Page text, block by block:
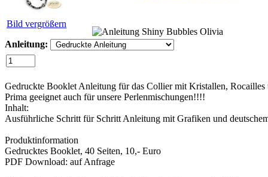
Bild vergrößern
Anleitung:
Gedruckte Booklet Anleitung für das Collier mit Kristallen, Rocailles
Prima geeignet auch für unsere Perlenmischungen!!!!
Inhalt:
Ausführliche Schritt für Schritt Anleitung mit Grafiken und
Produktinformation
Gedrucktes Booklet, 40 Seiten, 10,- Euro
PDF Download: auf Anfrage